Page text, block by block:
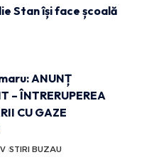
Stan își face școală
ANUNȚ
– ÎNTRERUPEREA
CU GAZE
STIRI BUZAU